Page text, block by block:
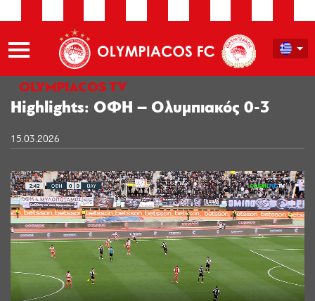
OLYMPIACOS TV
Highlights: ΟΦΗ – Ολυμπιακός 0-3
15.03.2026